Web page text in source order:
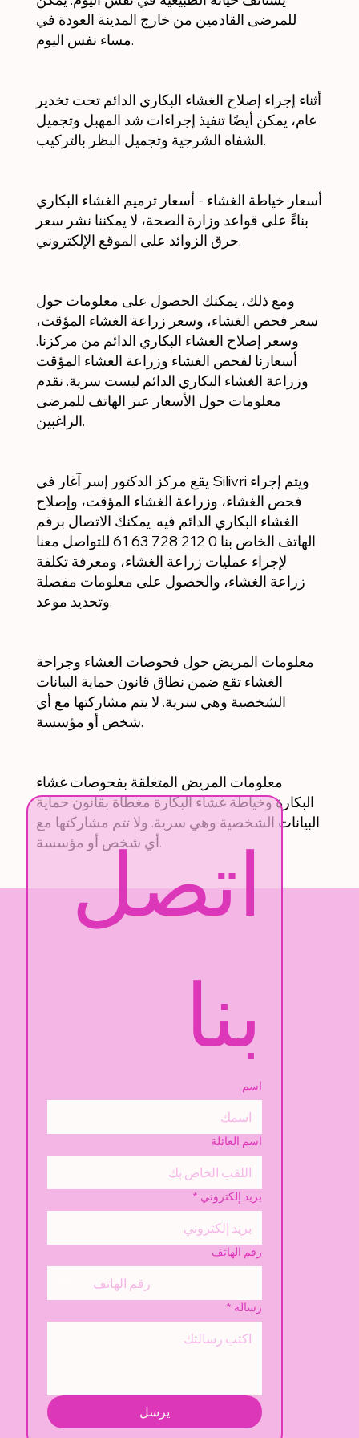
للمرضى القادمين من خارج المدينة العودة في
مساء نفس اليوم.
أثناء إجراء إصلاح الغشاء البكاري الدائم تحت تخدير
عام، يمكن أيضًا تنفيذ إجراءات شد المهبل وتجميل
الشفاه الشرجية وتجميل البظر بالتركيب.
أسعار خياطة الغشاء - أسعار ترميم الغشاء البكاري
بناءً على قواعد وزارة الصحة، لا يمكننا نشر سعر
حرق الزوائد على الموقع الإلكتروني.
ومع ذلك، يمكنك الحصول على معلومات حول
سعر فحص الغشاء، وسعر زراعة الغشاء المؤقت،
وسعر إصلاح الغشاء البكاري الدائم من مركزنا.
أسعارنا لفحص الغشاء وزراعة الغشاء المؤقت
وزراعة الغشاء البكاري الدائم ليست سرية. نقدم
معلومات حول الأسعار عبر الهاتف للمرضى
الراغبين.
يقع مركز الدكتور إسر آغار في Silivri ويتم إجراء
فحص الغشاء، وزراعة الغشاء المؤقت، وإصلاح
الغشاء البكاري الدائم فيه. يمكنك الاتصال برقم
الهاتف الخاص بنا 0 212 728 63 61 للتواصل معنا
لإجراء عمليات زراعة الغشاء، ومعرفة تكلفة
زراعة الغشاء، والحصول على معلومات مفصلة
وتحديد موعد.
معلومات المريض حول فحوصات الغشاء وجراحة
الغشاء تقع ضمن نطاق قانون حماية البيانات
الشخصية وهي سرية. لا يتم مشاركتها مع أي
شخص أو مؤسسة.
معلومات المريض المتعلقة بفحوصات غشاء
البكارة وخياطة غشاء البكارة مغطاة بقانون حماية
البيانات الشخصية وهي سرية. ولا تتم مشاركتها مع
أي شخص أو مؤسسة.
اتصل
بنا
اسم
اسم العائلة
بريد إلكتروني *
رقم الهاتف
رسالة *
يرسل